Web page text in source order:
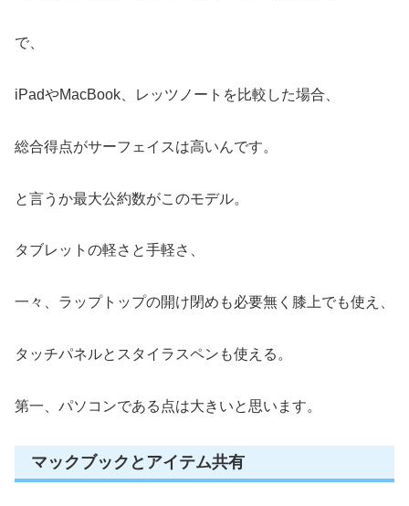
で、
iPadやMacBook、レッツノートを比較した場合、
総合得点がサーフェイスは高いんです。
と言うか最大公約数がこのモデル。
タブレットの軽さと手軽さ、
一々、ラップトップの開け閉めも必要無く膝上でも使え、
タッチパネルとスタイラスペンも使える。
第一、パソコンである点は大きいと思います。
マックブックとアイテム共有